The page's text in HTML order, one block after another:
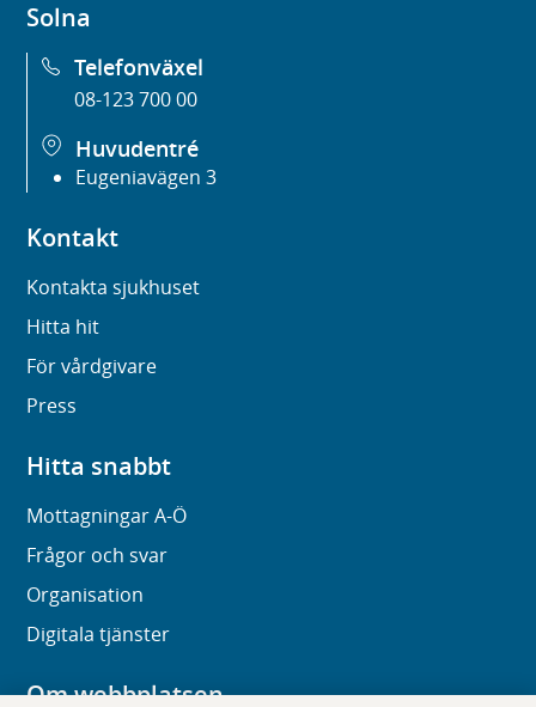
Solna
Telefonväxel
08-123 700 00
Huvudentré
Eugeniavägen 3
Kontakt
Kontakta sjukhuset
Hitta hit
För vårdgivare
Press
Hitta snabbt
Mottagningar A-Ö
Frågor och svar
Organisation
Digitala tjänster
Om webbplatsen